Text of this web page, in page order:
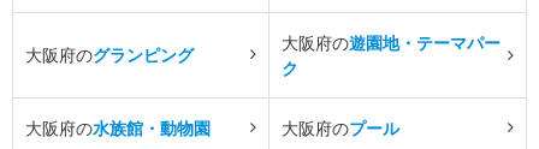
大阪府のグランピング
大阪府の遊園地・テーマパー
ク
大阪府の水族館・動物園 大阪府のプール